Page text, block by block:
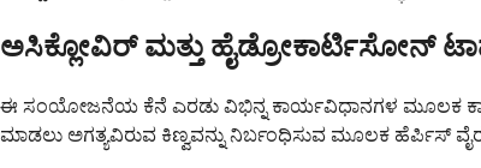
ಅಸಿಕ್ಲೋವಿರ್ ಮತ್ತು ಹೈಡ್ರೋಕಾರ್ಟಿಸೋನ್
ಈ ಸಂಯೋಜನೆಯ ಕೆನೆ ಎರಡು ವಿಭಿನ್ನ ಕಾರ್ಯವಿಧಾನಗಳ ಮೂಲಕ
ಮಾಡಲು ಅಗತ್ಯವಿರುವ ಕಿಣ್ವವನ್ನು ನಿರ್ಬಂಧಿಸುವ ಮೂಲಕ ಹೆರ್ಪಿಸ್